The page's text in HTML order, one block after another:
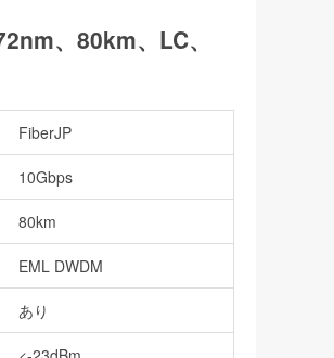
、80km、LC、
FiberJP
10Gbps
80km
EML DWDM
あり